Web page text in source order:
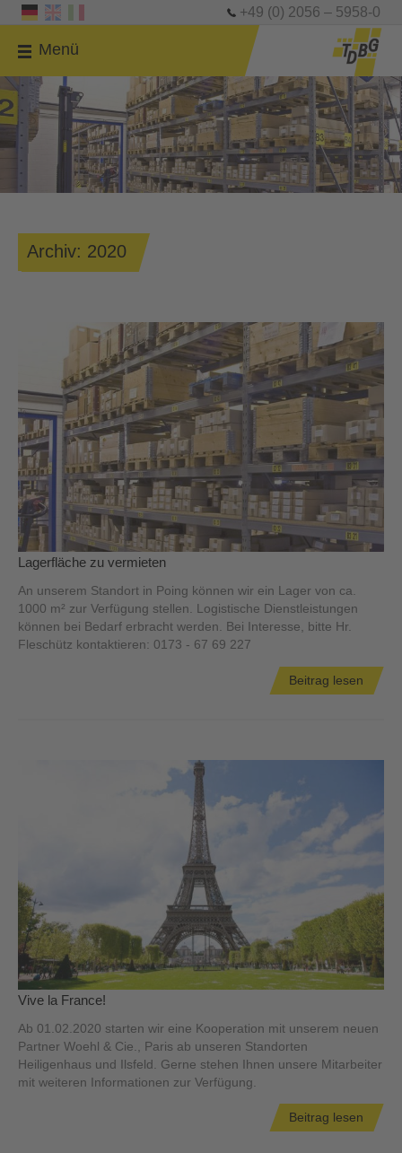
+49 (0) 2056 – 5958-0
Menü
Archiv: 2020
Lagerfläche zu vermieten
An unserem Standort in Poing können wir ein Lager von ca.
1000 m² zur Verfügung stellen. Logistische Dienstleistungen
können bei Bedarf erbracht werden. Bei Interesse, bitte Hr.
Fleschütz kontaktieren: 0173 - 67 69 227
Beitrag lesen
Vive la France!
Ab 01.02.2020 starten wir eine Kooperation mit unserem neuen
Partner Woehl & Cie., Paris ab unseren Standorten
Heiligenhaus und Ilsfeld. Gerne stehen Ihnen unsere Mitarbeiter
mit weiteren Informationen zur Verfügung.
Beitrag lesen